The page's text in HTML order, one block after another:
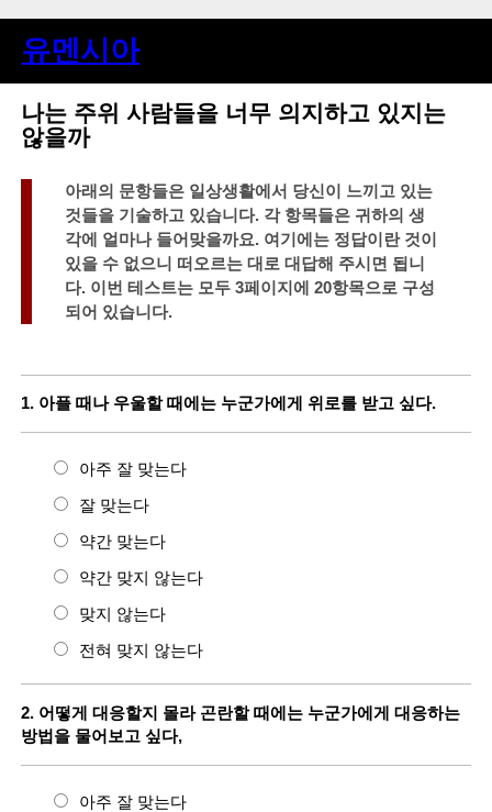
유멘시아
나는 주위 사람들을 너무 의지하고 있지는
않을까
아래의 문항들은 일상생활에서 당신이 느끼고 있는
것들을 기술하고 있습니다. 각 항목들은 귀하의 생
각에 얼마나 들어맞을까요. 여기에는 정답이란 것이
있을 수 없으니 떠오르는 대로 대답해 주시면 됩니
다. 이번 테스트는 모두 3페이지에 20항목으로 구성
되어 있습니다.
1. 아플 때나 우울할 때에는 누군가에게 위로를 받고 싶다.
아주 잘 맞는다
잘 맞는다
약간 맞는다
약간 맞지 않는다
맞지 않는다
전혀 맞지 않는다
2. 어떻게 대응할지 몰라 곤란할 때에는 누군가에게 대응하는
방법을 물어보고 싶다,
아주 잘 맞는다